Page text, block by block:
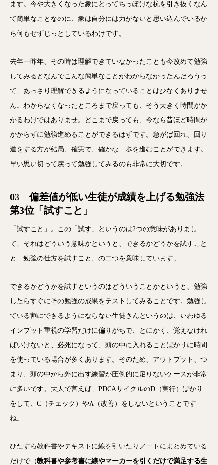
ます。今や大きくなった象にとってちっぽけな杭を引き抜くなん
て簡単なことなのに、象は自分には力がないと思い込んでいるか
ら何もせずじっとしているわけです。
去年一昨年、その時は理解できていなかったことも今改めて勉強
してみるとなんでこんな簡単なことがわからなかったんだろうっ
て、あっさり理解できるようになっていることは少なくありませ
ん。わからなくなったところまで戻っても、そう大きく時間がか
かるわけではありませ。どこまで戻っても、今なら昔ほど時間が
かからずに勉強進めることができるはずです。急がば回れ、回り
道をする方が結局、確実で、確かな一歩を進むことができます。
早い思い切って戻って勉強してみるのも非常に大切です。
03 偏差値が低い生徒が成績を上げる勉強法
第3位「試すこと」
「試すこと」。この「試す」というのは2つの意味がありまし
て、それはどういう意味かというと、できるかどうかを試すこと
と、勉強の仕方を試すこと、の二つを意味しています。
できるかどうかを試すというのはどういうことかというと、勉強
したらすぐにその勉強の成果をテストしてみることです。勉強し
ている割にできるようにならない生徒さんというのは、いわゆる
インプット重視の学習だけに偏りがちで、とにかく、覚えなけれ
ばいけないと、必死になって、頭の中に入れることばかりに時間
を使っている場合が多くあります。そのため、アウトプット、つ
まり、頭の中から外に出す練習が圧倒的に足りないケースが非常
に多いです。大人で言えば、PDCAサイクルのD（実行）ばかり
をして、C（チェック）やA（改善）をしないということです
ね。
ひたすら教科書やテキストに線を引いたりノートにまとめている
だけで（教科書や参考書に線やマーカーを引くだけで満足する生